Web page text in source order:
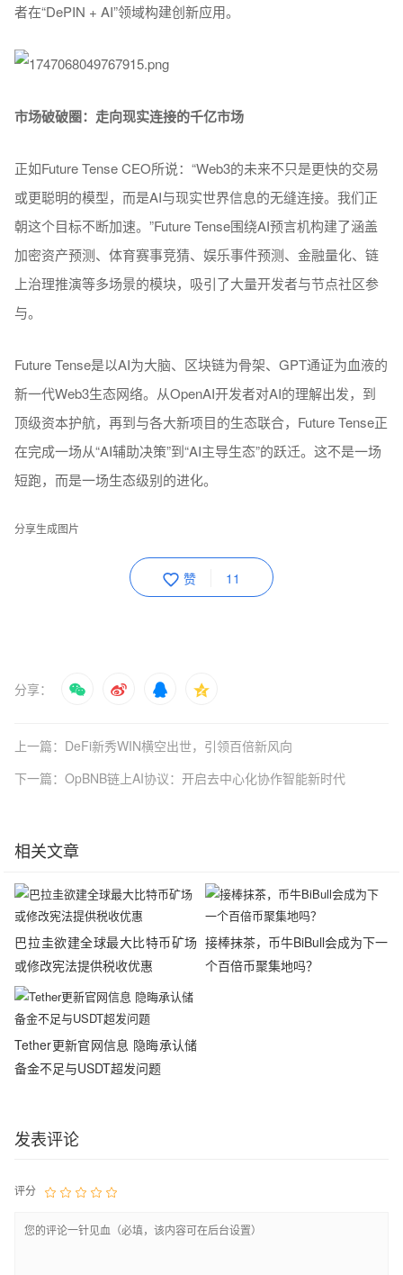
者在“DePIN + AI”领域构建创新应用。
市场破破圈：走向现实连接的千亿市场
正如Future Tense CEO所说：“Web3的未来不只是更快的交易
或更聪明的模型，而是AI与现实世界信息的无缝连接。我们正
朝这个目标不断加速。”Future Tense围绕AI预言机构建了涵盖
加密资产预测、体育赛事竞猜、娱乐事件预测、金融量化、链
上治理推演等多场景的模块，吸引了大量开发者与节点社区参
与。
Future Tense是以AI为大脑、区块链为骨架、GPT通证为血液的
新一代Web3生态网络。从OpenAI开发者对AI的理解出发，到
顶级资本护航，再到与各大新项目的生态联合，Future Tense正
在完成一场从“AI辅助决策”到“AI主导生态”的跃迁。这不是一场
短跑，而是一场生态级别的进化。
分享生成图片
赞 11
分享：
上一篇：DeFi新秀WIN横空出世，引领百倍新风向
下一篇：OpBNB链上AI协议：开启去中心化协作智能新时代
相关文章
巴拉圭欲建全球最大比特币矿场
或修改宪法提供税收优惠
接棒抹茶，币牛BiBull会成为下一
个百倍币聚集地吗？
Tether更新官网信息 隐晦承认储
备金不足与USDT超发问题
发表评论
评分